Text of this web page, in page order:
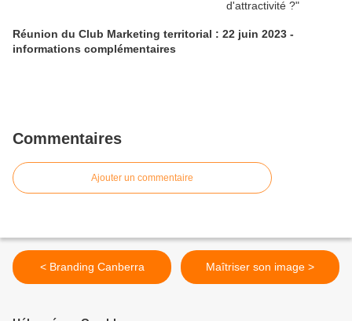
Réunion du Club Marketing territorial : 22 juin 2023 -
informations complémentaires
Commentaires
Ajouter un commentaire
< Branding Canberra Maîtriser son image >